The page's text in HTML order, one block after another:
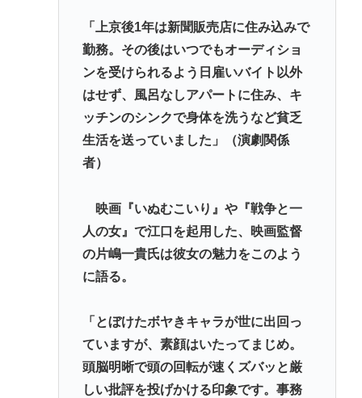
「上京後1年は新聞販売店に住み込みで
勤務。その後はいつでもオーディショ
ンを受けられるよう日雇いバイト以外
はせず、風呂なしアパートに住み、キ
ッチンのシンクで身体を洗うなど貧乏
生活を送っていました」（演劇関係
者）
映画『いぬむこいり』や『戦争と一
人の女』で江口を起用した、映画監督
の片嶋一貴氏は彼女の魅力をこのよう
に語る。
「とぼけたボヤきキャラが世に出回っ
ていますが、素顔はいたってまじめ。
頭脳明晰で頭の回転が速くズバッと厳
しい批評を投げかける印象です。事務